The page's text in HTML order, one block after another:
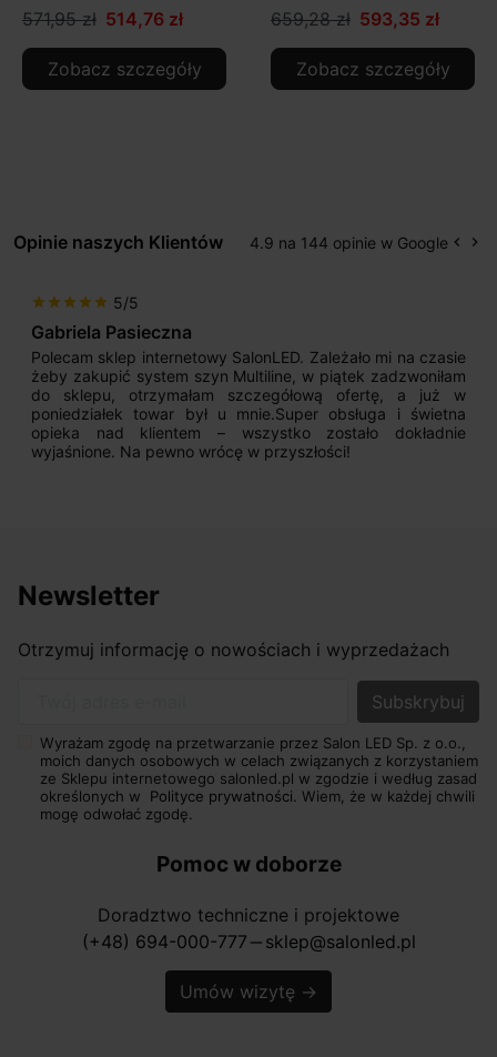
571,95 zł 514,76 zł
Zobacz szczegóły
659,28 zł 593,35 zł
Zobacz szczegóły
Opinie naszych Klientów 4.9 na 144 opinie w Google keyboard_arrow_left keyboard_arrow_right
star star star star star 5/5
Gabriela Pasieczna
Polecam sklep internetowy SalonLED. Zależało mi na czasie
żeby zakupić system szyn Multiline, w piątek zadzwoniłam
do sklepu, otrzymałam szczegółową ofertę, a już w
poniedziałek towar był u mnie.Super obsługa i świetna
opieka nad klientem – wszystko zostało dokładnie
wyjaśnione. Na pewno wrócę w przyszłości!
Newsletter
Otrzymuj informację o nowościach i wyprzedażach
Wyrażam zgodę na przetwarzanie przez Salon LED Sp. z o.o.,
moich danych osobowych w celach związanych z korzystaniem
ze Sklepu internetowego salonled.pl w zgodzie i według zasad
określonych w Polityce prywatności. Wiem, że w każdej chwili
mogę odwołać zgodę.
Pomoc w doborze
Doradztwo techniczne i projektowe
(+48) 694-000-777 horizontal_rule sklep@salonled.pl
Umów wizytę →